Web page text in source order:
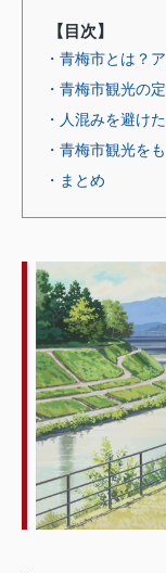
【目次】
・青梅市とは？
・青梅市観光の
・人混みを避け
・青梅市観光を
・まとめ